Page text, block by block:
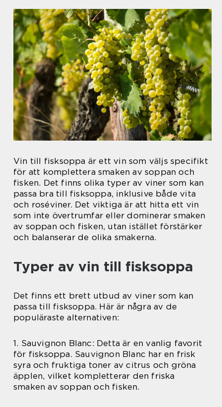
Vin till fisksoppa är ett vin som väljs specifikt
för att komplettera smaken av soppan och
fisken. Det finns olika typer av viner som kan
passa bra till fisksoppa, inklusive både vita
och roséviner. Det viktiga är att hitta ett vin
som inte övertrumfar eller dominerar smaken
av soppan och fisken, utan istället förstärker
och balanserar de olika smakerna.
Typer av vin till fisksoppa
Det finns ett brett utbud av viner som kan
passa till fisksoppa. Här är några av de
populäraste alternativen:
1. Sauvignon Blanc: Detta är en vanlig favorit
för fisksoppa. Sauvignon Blanc har en frisk
syra och fruktiga toner av citrus och gröna
äpplen, vilket kompletterar den friska
smaken av soppan och fisken.